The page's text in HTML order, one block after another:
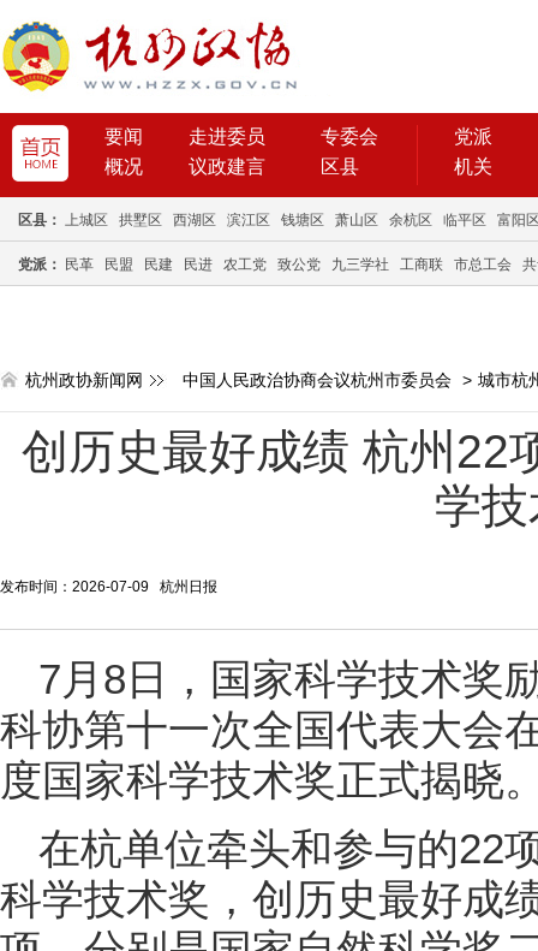
要闻 走进委员
专委会
概况
议政建言 区县
党派
机关
区县： 上城区 拱墅区 西湖区 滨江区 钱塘区 萧山区 余杭区 临平区 富阳
党派： 民革 民盟 民建 民进 农工党 致公党 九三学社 工商联 市总工会
杭州政协新闻网 中国人民政治协商会议杭州市委员会 > 城市杭
创历史最好成绩 杭州22
学
发布时间：2026-07-09 杭州日报
7月8日，国家科学技术奖
科协第十一次全国代表大会
度国家科学技术奖正式揭晓
在杭单位牵头和参与的22
科学技术奖，创历史最好成